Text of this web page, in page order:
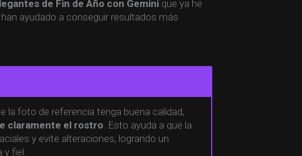
de Fin de Año con Gemini que ya he
ayudado a conseguir resultados más
la foto de referencia tenga buena calidad,
claramente el rostro . Esto ayuda a que la
y evite alteraciones, logrando un
fiel.
con las mismas características
Presenta una expresión
Está de pie en una fiesta de Año